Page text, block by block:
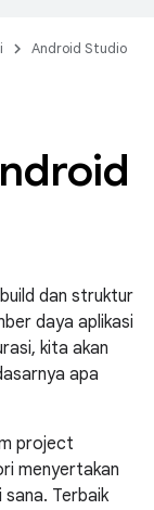
Android Studio
dan struktur
daya aplikasi
kita akan
apa
project
menyertakan
Terbaik